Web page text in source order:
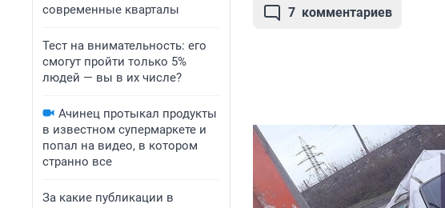
современные кварталы
Тест на внимательность: его
смогут пройти только 5%
людей — вы в их числе?
Ачинец протыкал продукты
в известном супермаркете и
попал на видео, в котором
странно все
За какие публикации в
7 комментариев